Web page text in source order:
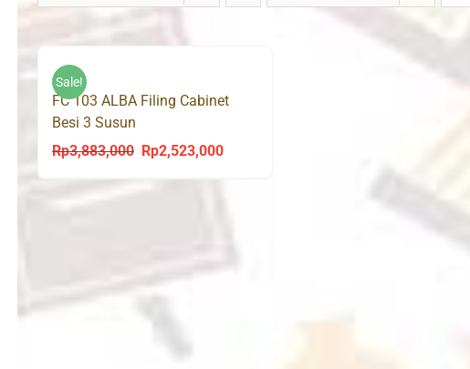
Sale!
FC 103 ALBA Filing Cabinet
Besi 3 Susun
Rp3,883,000
Original
Rp2,523,000Current